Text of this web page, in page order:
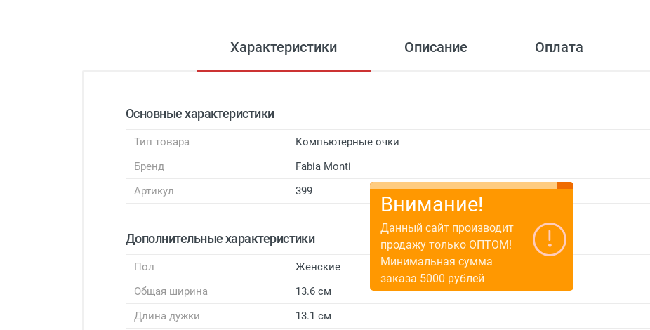
Характеристики Описание Оплата
Основные характеристики
Тип товара
Компьютерные очки
Бренд
Fabia Monti
Артикул
399
Дополнительные характеристики
Пол
Женские
Общая ширина
13.6 см
Длина дужки
13.1 см
Внимание!
Данный сайт производит
продажу только ОПТОМ!
Минимальная сумма
заказа 5000 рублей